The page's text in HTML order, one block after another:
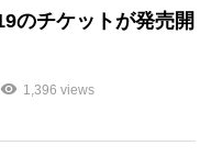
のチケットが発売開
1,396 views